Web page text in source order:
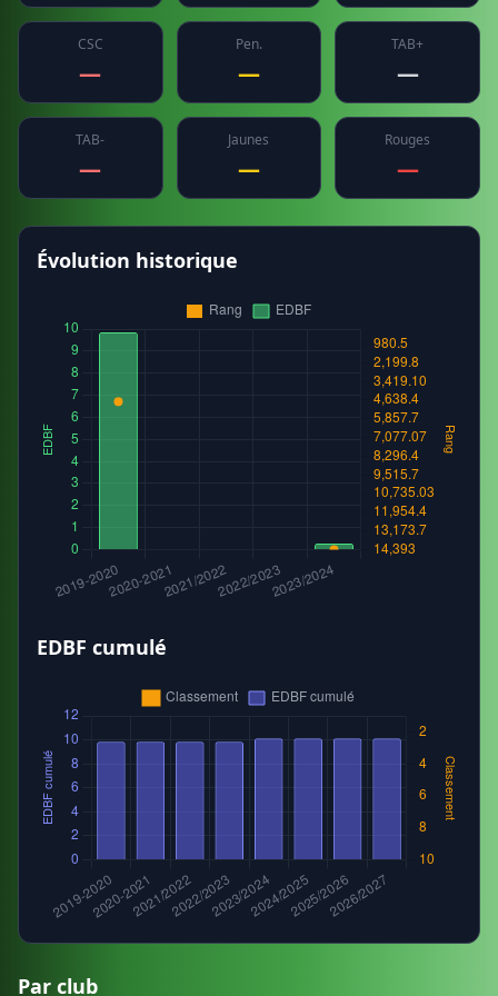
CSC
—
Pen.
—
TAB+
—
TAB-
—
Jaunes
—
Rouges
—
Évolution historique
EDBF cumulé
Par club